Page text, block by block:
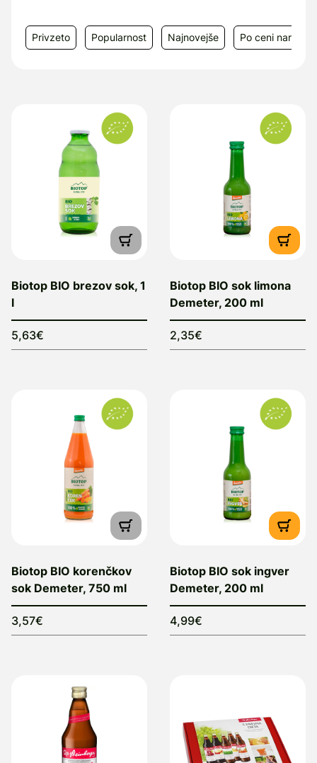
prebavi, pitje soka pa je okusen in hranljiv
način za izboljšanje počutja in zdravja.
Privzeto Popularnost Najnovejše Po ceni
Biotop BIO brezov sok, 1
l
5,63€
Biotop BIO sok limona
Demeter, 200 ml
2,35€
Biotop BIO korenčkov
sok Demeter, 750 ml
3,57€
Biotop BIO sok ingver
Demeter, 200 ml
4,99€